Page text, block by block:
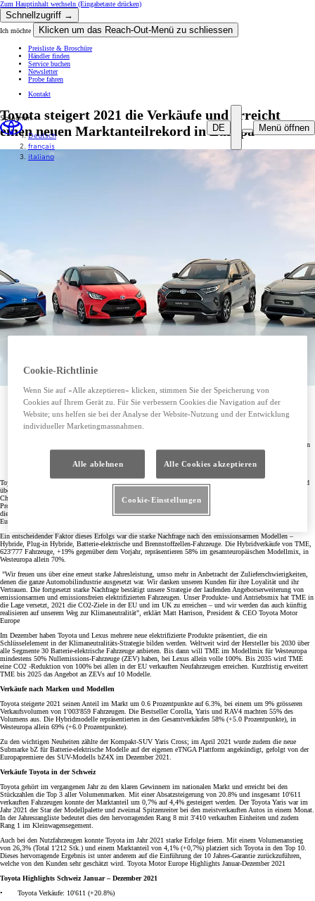
Zum Hauptinhalt wechseln (Eingabetaste drücken)
Schnellzugriff →
Ich möchte Klicken um das Reach-Out-Menü zu schliessen
Preisliste & Broschüre
Händler finden
Service buchen
Newsletter
Probe fahren
Kontakt
DE
Sprachen
Deutsch
français
italiano
Menü öffnen
Toyota steigert 2021 die Verkäufe und erreicht
einen neuen Marktanteilrekord in Europa
Toyota verkauft im abgelaufenen Jahr 1'076'300 Fahrzeuge in Europa, ein Plus von 8% – Resultat
einer starken Nachfrage in einem sonst mit +1% eher stagnierenden Markt
Marken in Europa
Die Verkäufe profitierten von der starken Nachfrage nach elektrifizierten Toyota und Lexus Modellen
Toyota erreichte die CO2 Flottenziele der EU
Toyota Motor Europe (TME) meldet für 2021 Totalverkäufe von 1'076'300 Toyota und Lexus Fahrzeugen und
übertrifft damit erneut den Gesamtmarkt, der infolge der Pandemie und von Lieferengpässen bei Halbleiter-
Chips auf dem Niveau des Vorjahres stagnierte. Dementsprechend stieg der Marktanteil von TME um 0.4
Prozentpunkte auf 6.4%, ein neuer Rekord und ein Anstieg um 1.4 Prozentpunkte seit 2018. Damit erreichte
die Marke Toyota zum ersten Mal den zweiten Platz unter den meistverkauften Personenwagen-Marken in
Europa.
Ein entscheidender Faktor dieses Erfolgs war die starke Nachfrage nach den emissionsarmen Modellen –
Hybride, Plug-in Hybride, Batterie-elektrische und Brennstoffzellen-Fahrzeuge. Die Hybridverkäufe von TME,
623'777 Fahrzeuge, +19% gegenüber dem Vorjahr, repräsentieren 58% im gesamteuropäischen Modellmix, in
Westeuropa allein 70%.
"Wir freuen uns über eine erneut starke Jahresleistung, umso mehr in Anbetracht der Zulieferschwierigkeiten,
denen die ganze Automobilindustrie ausgesetzt war. Wir danken unseren Kunden für ihre Loyalität und ihr
Vertrauen. Die fortgesetzt starke Nachfrage bestätigt unsere Strategie der laufenden Angebotserweiterung von
emissionsarmen und emissionsfreien elektrifizierten Fahrzeugen. Unser Produkte- und Antriebsmix hat TME in
die Lage versetzt, 2021 die CO2-Ziele in der EU und im UK zu erreichen – und wir werden das auch künftig
realisieren auf unserem Weg zur Klimaneutralität", erklärt Matt Harrison, President & CEO Toyota Motor
Europe
Im Dezember haben Toyota und Lexus mehrere neue elektrifizierte Produkte präsentiert, die ein
Schlüsselelement in der Klimaneutralitäts-Strategie bilden werden. Weltweit wird der Hersteller bis 2030 über
alle Segmente 30 Batterie-elektrische Fahrzeuge anbieten. Bis dann will TME im Modellmix für Westeuropa
mindestens 50% Nullemissions-Fahrzeuge (ZEV) haben, bei Lexus allein volle 100%. Bis 2035 wird TME
eine CO2 -Reduktion von 100% bei allen in der EU verkauften Neufahrzeugen erreichen. Kurzfristig erweitert
TME bis 2025 das Angebot an ZEVs auf 10 Modelle.
Verkäufe nach Marken und Modellen
Toyota steigerte 2021 seinen Anteil im Markt um 0.6 Prozentpunkte auf 6.3%, bei einem um 9% grösseren
Verkaufsvolumen von 1'003'859 Fahrzeugen. Die Bestseller Corolla, Yaris und RAV4 machten 55% des
Volumens aus. Die Hybridmodelle repräsentierten in den Gesamtverkäufen 58% (+5.0 Prozentpunkte), in
Westeuropa allein 69% (+6.0 Prozentpunkte).
Zu den wichtigen Neuheiten zählte der Kompakt-SUV Yaris Cross; im April 2021 wurde zudem die neue
Submarke bZ für Batterie-elektrische Modelle auf der eigenen eTNGA Plattform angekündigt, gefolgt von der
Europapremiere des SUV-Modells bZ4X im Dezember 2021.
Verkäufe Toyota in der Schweiz
Toyota gehört im vergangenen Jahr zu den klaren Gewinnern im nationalen Markt und erreicht bei den
Stückzahlen die Top 3 aller Volumenmarken. Mit einer Absatzsteigerung von 20.8% und insgesamt 10'611
verkauften Fahrzeugen konnte der Marktanteil um 0,7% auf 4,4% gesteigert werden. Der Toyota Yaris war im
Jahr 2021 der Star der Modellpalette und zweimal Spitzenreiter bei den meistverkauften Autos in einem Monat.
In der Jahresrangliste bedeutet dies den hervorragenden Rang 8 mit 3'410 verkauften Einheiten und zudem
Rang 1 im Kleinwagensegement.
Auch bei den Nutzfahrzeugen konnte Toyota im Jahr 2021 starke Erfolge feiern. Mit einem Volumenanstieg
von 26,3% (Total 1'212 Stk.) und einem Marktanteil von 4,1% (+0,7%) platziert sich Toyota in den Top 10.
Dieses hervorragende Ergebnis ist unter anderem auf die Einführung der 10 Jahres-Garantie zurückzuführen,
welche von den Kunden sehr geschätzt wird. Toyota Motor Europe Highlights Januar-Dezember 2021
Toyota Highlights Schweiz Januar – Dezember 2021
• Toyota Verkäufe: 10'611 (+20.8%)
Cookie-Richtlinie
Wenn Sie auf «Alle akzeptieren» klicken, stimmen Sie der Speicherung von
Cookies auf Ihrem Gerät zu. Für Sie verbessern Cookies die Navigation auf der
Website; uns helfen sie bei der Analyse der Website-Nutzung und der Entwicklung
individueller Marketingmassnahmen.
Alle ablehnen Alle Cookies akzeptieren
Cookie-Einstellungen